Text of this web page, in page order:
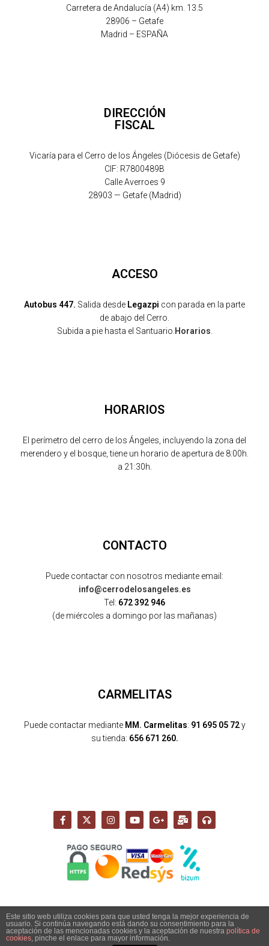
Carretera de Andalucía (A4) km. 13.5
28906 – Getafe
Madrid – ESPAÑA
DIRECCIÓN
FISCAL
Vicaría para el Cerro de los Ángeles (Diócesis de Getafe)
CIF: R7800489B
Calle Averroes 9
28903 — Getafe (Madrid)
ACCESO
Autobus 447. Salida desde Legazpi con parada en la parte
de abajo del Cerro.
Subida a pie hasta el Santuario. Horarios
HORARIOS
El perímetro del cerro de los Ángeles, incluyendo la zona del
merendero y el bosque, tiene un horario de apertura de 8:00h.
a 21:30h.
CONTACTO
Puede contactar con nosotros mediante email:
info@cerrodelosangeles.es
Tel: 672 392 946
(de miércoles a domingo por las mañanas)
CARMELITAS
Puede contactar medianteMM. Carmelitas: 91 695 05 72y
su tienda: 656 671 260.
Copyright 2026 - Santuario del Cerro de los Ángeles -
info@cerrodelosangeles.es -AVISO LEGAL-POLÍTICA PRIVACIDAD-
POLÍTICA COOKIES- POLÍTICA DE ENVÍO, DEVOLUCIONES Y COMPRA
Este sitio web utiliza cookies para que usted tenga la mejor experiencia de
usuario. Si continúa navegando está dando su consentimiento para la
aceptación de las mencionadas cookies y la aceptación de nuestra política de
cookies, pinche el enlace para mayor información.